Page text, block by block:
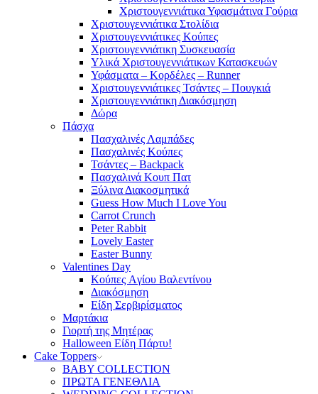
Χριστουγεννιάτικα Υφασμάτινα Γούρια
Χριστουγεννιάτικα Στολίδια
Χριστουγεννιάτικες Κούπες
Χριστουγεννιάτικη Συσκευασία
Υλικά Χριστουγεννιάτικων Κατασκευών
Υφάσματα – Κορδέλες – Runner
Χριστουγεννιάτικες Τσάντες – Πουγκιά
Χριστουγεννιάτικη Διακόσμηση
Δώρα
Πάσχα
Πασχαλινές Λαμπάδες
Πασχαλινές Κούπες
Τσάντες – Backpack
Πασχαλινά Κουπ Πατ
Ξύλινα Διακοσμητικά
Guess How Much I Love You
Carrot Crunch
Peter Rabbit
Lovely Easter
Easter Bunny
Valentines Day
Κούπες Aγίου Βαλεντίνου
Διακόσμηση
Είδη Σερβιρίσματος
Μαρτάκια
Γιορτή της Μητέρας
Halloween Είδη Πάρτυ!
Cake Toppers
BABY COLLECTION
ΠΡΩΤΑ ΓΕΝΕΘΛΙΑ